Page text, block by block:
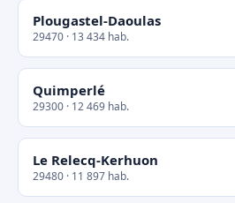
Plougastel-Daoulas
29470 · 13 434 hab.
Quimperlé
29300 · 12 469 hab.
Le Relecq-Kerhuon
29480 · 11 897 hab.